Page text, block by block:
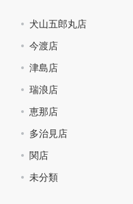
犬山五郎丸店
今渡店
津島店
瑞浪店
恵那店
多治見店
関店
未分類